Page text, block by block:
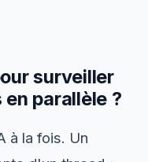
surveiller
parallèle ?
à la fois. Un